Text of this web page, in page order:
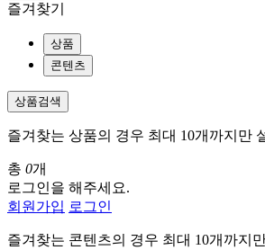
즐겨찾기
상품
콘텐츠
상품검색
즐겨찾는 상품의 경우 최대 10개까지만
총 0개
로그인을 해주세요.
회원가입 로그인
즐겨찾는 콘텐츠의 경우 최대 10개까지